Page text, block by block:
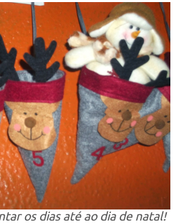
os dias até ao dia de natal!